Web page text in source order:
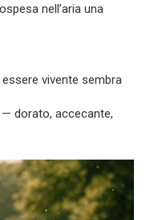
nell’aria una
vivente sembra
— dorato, accecante,